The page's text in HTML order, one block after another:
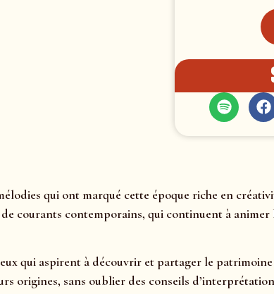
qui ont marqué cette époque riche en
courants contemporains, qui continuent à
qui aspirent à découvrir et partager le
origines, sans oublier des conseils